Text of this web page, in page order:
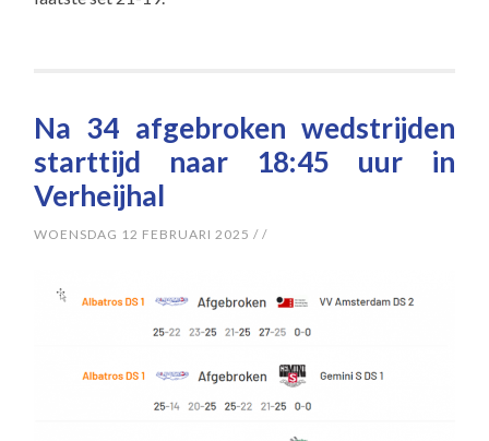
Na 34 afgebroken wedstrijden
starttijd naar 18:45 uur in
Verheijhal
WOENSDAG 12 FEBRUARI 2025 //